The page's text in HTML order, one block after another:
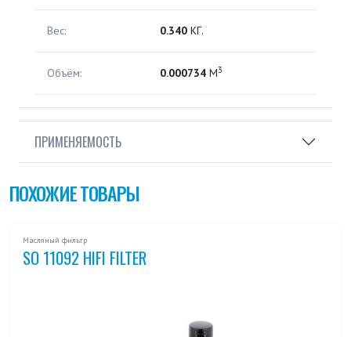
Вес: 0.340 КГ.
Объём: 0.000734 М3
ПРИМЕНЯЕМОСТЬ
ПОХОЖИЕ ТОВАРЫ
Масляный фильтр
SO 11092 HIFI FILTER